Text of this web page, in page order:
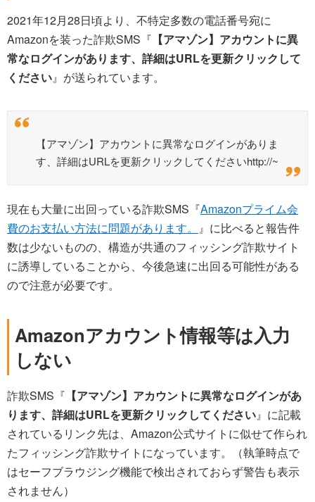
2021年12月28日頃より、不特定多数の電話番号宛に
Amazonを装った詐欺SMS『 【アマゾン】アカウントに異
常なログインがあります、詳細はURLを更新クリックして
ください』が送られています。
【アマゾン】アカウントに異常なログインがありま
す、詳細はURLを更新クリックしてくださいhttp://~
現在も大量に出回っている詐欺SMS『Amazonプライム会
費のお支払い方法に問題があります。 』に比べると報告件
数は少ないものの、構造が共通のフィッシング詐欺サイト
に誘導していることから、今後急速に出回る可能性がある
ので注意が必要です。
Amazonアカウント情報等は入力
しない
詐欺SMS『 【アマゾン】アカウントに異常なログインがあ
ります、詳細はURLを更新クリックしてください』に記載
されているリンク先は、Amazon公式サイトに似せて作られ
たフィッシング詐欺サイトになっています。（執筆時点で
はセーフブラウジング機能で検出されておらず警告も表示
されません）